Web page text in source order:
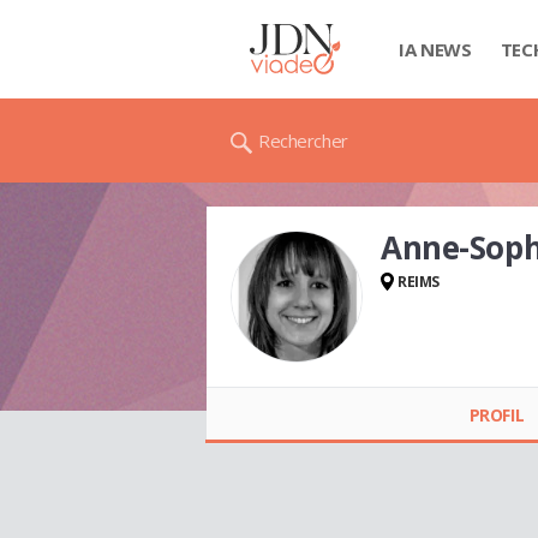
IA NEWS
Rechercher
Anne-
REIMS
PROFIL